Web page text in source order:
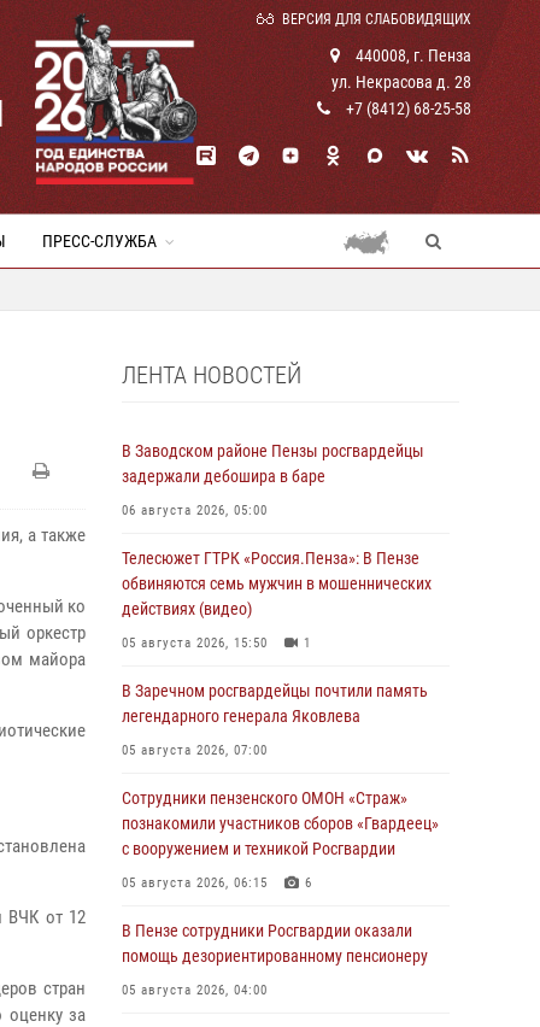
ВЕРСИЯ ДЛЯ СЛАБОВИДЯЩИХ
440008, г. Пенза
ул. Некрасова д. 28
+7 (8412) 68-25-58
ПРЕСС-СЛУЖБА
а также
ко
оркестр
майора
ВЧК от 12
стран
за
ЛЕНТА НОВОСТЕЙ
В Заводском районе Пензы росгвардейцы
задержали дебошира в баре
06 августа 2026, 05:00
Телесюжет ГТРК «Россия.Пенза»: В Пензе
обвиняются семь мужчин в мошеннических
действиях (видео)
05 августа 2026, 15:50 1
В Заречном росгвардейцы почтили память
легендарного генерала Яковлева
05 августа 2026, 07:00
Сотрудники пензенского ОМОН «Страж»
познакомили участников сборов «Гвардеец»
с вооружением и техникой Росгвардии
05 августа 2026, 06:15 6
В Пензе сотрудники Росгвардии оказали
помощь дезориентированному пенсионеру
05 августа 2026, 04:00